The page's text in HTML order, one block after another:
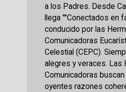
a los Padres. Desde
llega ""Conectados en
conducido por las
Comunicadoras
Celestial (CEPC).
alegres y veraces. Las
Comunicadoras
oyentes razones